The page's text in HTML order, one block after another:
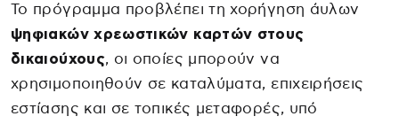
Το πρόγραμμα προβλέπει τη χορήγηση άυλων
ψηφιακών χρεωστικών καρτών στους
δικαιούχους, οι οποίες μπορούν να
χρησιμοποιηθούν σε καταλύματα, επιχειρήσεις
εστίασης και σε τοπικές μεταφορές, υπό